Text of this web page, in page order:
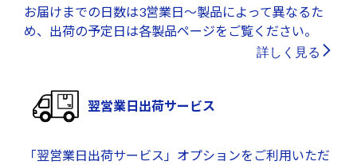
お届けまでの日数は3営業日～製品によって異なるた
め、出荷の予定日は各製品ページをご覧ください。
詳しく見る
翌営業日出荷サービス
「翌営業日出荷サービス」オプションをご利用いただ